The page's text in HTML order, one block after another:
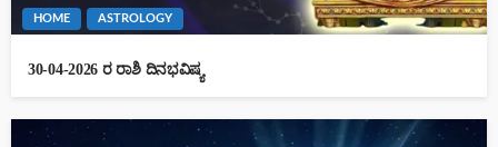
HOME ASTROLOGY
30-04-2026 ರ ರಾಶಿ ದಿನಭವಿಷ್ಯ